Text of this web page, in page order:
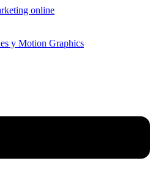
online
y Motion Graphics